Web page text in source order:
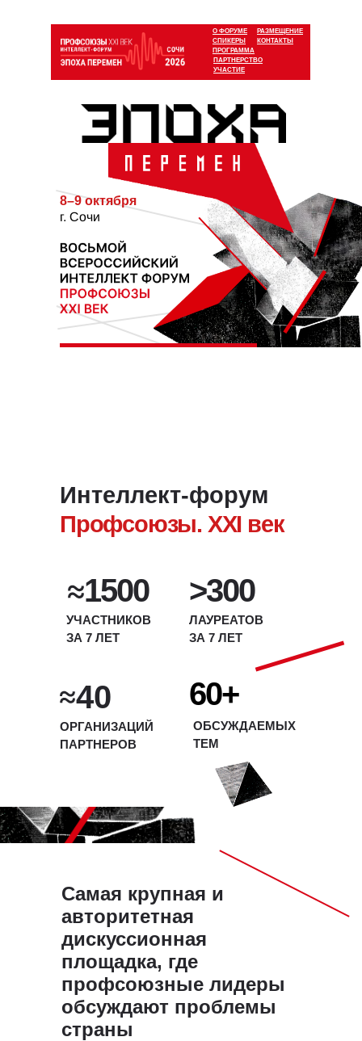
ПРОГРАММА
СПИКЕРЫ
УЧАСТИЕ
РАЗМЕЩЕНИЕ
ПАРТНЕРСТВО
КОНТАКТЫ
г. Сочи
8–9 октября
О ФОРУМЕ
Профсоюзы. XXI век
Самая крупная и
авторитетная
дискуссионная
площадка, где
профсоюзные лидеры
обсуждают проблемы
страны
Интеллект-форум
40
ОРГАНИЗАЦИЙ
ПАРТНЕРОВ
>300
ЛАУРЕАТОВ
ЗА 7 ЛЕТ
60+
ОБСУЖДАЕМЫХ
ТЕМ
1500
УЧАСТНИКОВ
ЗА 7 ЛЕТ